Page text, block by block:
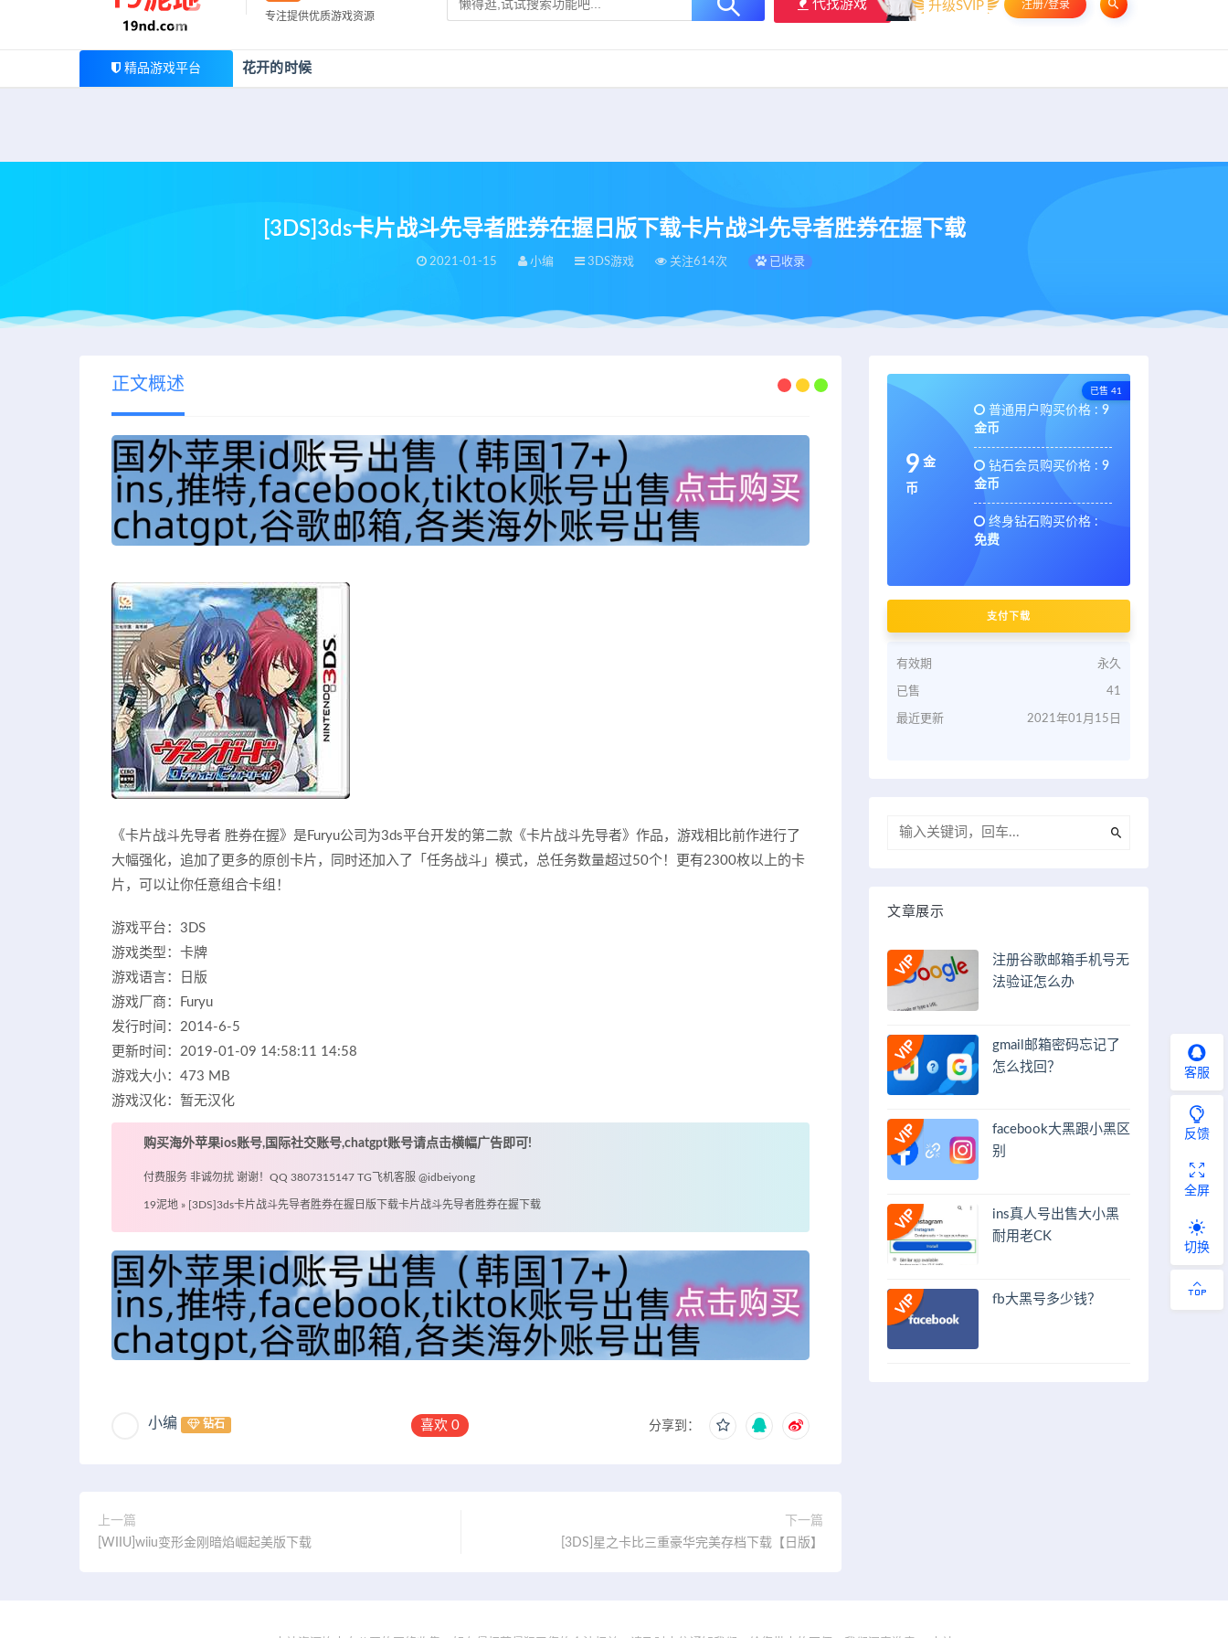
欢迎您光临19泥地，本站一家大型游戏资源整合站，为广大用户提供最新、最优质的资源下载！ 热门标签 资源专题 资源存档
专注提供优质游戏资源
代找游戏 升级SVIP 注册/登录
精品游戏平台 花开的时候
[3DS]3ds卡片战斗先导者胜券在握日版下载卡片战斗先导者胜券在握下载
2021-01-15 小编 3DS游戏 关注614次 已收录
正文概述
《卡片战斗先导者 胜券在握》是Furyu公司为3ds平台开发的第二款《卡片战斗先导者》作品，游戏相比前作进行了
大幅强化，追加了更多的原创卡片，同时还加入了「任务战斗」模式，总任务数量超过50个！更有2300枚以上的卡
片，可以让你任意组合卡组！
游戏平台：3DS
游戏类型：卡牌
游戏语言：日版
游戏厂商：Furyu
发行时间：2014-6-5
更新时间：2019-01-09 14:58:11 14:58
游戏大小：473 MB
游戏汉化：暂无汉化
购买海外苹果ios账号,国际社交账号,chatgpt账号请点击横幅广告即可!
付费服务 非诚勿扰 谢谢！QQ 3807315147 TG飞机客服 @idbeiyong
19泥地 » [3DS]3ds卡片战斗先导者胜券在握日版下载卡片战斗先导者胜券在握下载
小编 钻石 喜欢0 分享到：
上一篇
[WIIU]wiiu变形金刚暗焰崛起美版下载
下一篇
[3DS]星之卡比三重豪华完美存档下载【日版】
已售 41
9 金
币
普通用户购买价格 : 9
金币
钻石会员购买价格 : 9
金币
终身钻石购买价格 :
免费
支付下载
有效期 永久
已售 41
最近更新 2021年01月15日
文章展示
注册谷歌邮箱手机号无
法验证怎么办
gmail邮箱密码忘记了
怎么找回？
facebook大黑跟小黑区
别
ins真人号出售大小黑
耐用老CK
fb大黑号多少钱？
客服
反馈
全屏
切换